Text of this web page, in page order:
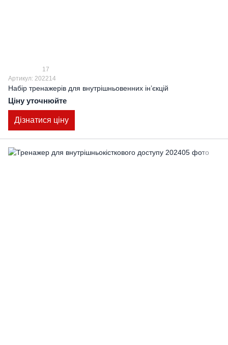
17
Артикул: 202214
Набір тренажерів для внутрішньовенних інʼєкцій
Ціну уточнюйте
Дізнатися ціну